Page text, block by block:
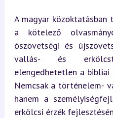
A magyar közoktatásban
a kötelező
ószövetségi és
vallás- és
elengedhetetlen a
Nemcsak a történelem-
hanem a
erkölcsi érzék